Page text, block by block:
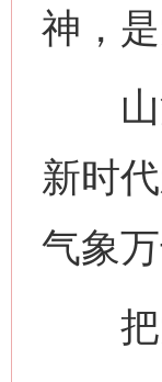
神，
山河
新时
气象万
把党